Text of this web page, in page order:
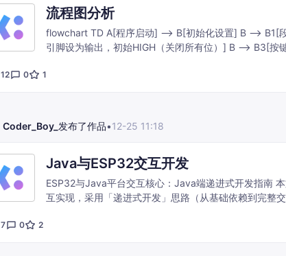
流程图分析
flowchart TD A[程序启动] --> B[初始化设置] B --> B1[段引脚设为输出，初始LOW] B --> B2[位
引脚设为输出，初始HIGH（关闭所有位）] B --> B3[按键引脚设为INPUT_PULLUP（上拉输
12 0 1
Coder_Boy_ 发布了作品•12-25 11:18
Java与ESP32交互开发
ESP32与Java平台交互核心：Java端递进式开发指南 本文核心聚焦Java端与ESP32单片机的交
互实现，采用「递进式开发」思路（从基础依赖到完整
7 0 2